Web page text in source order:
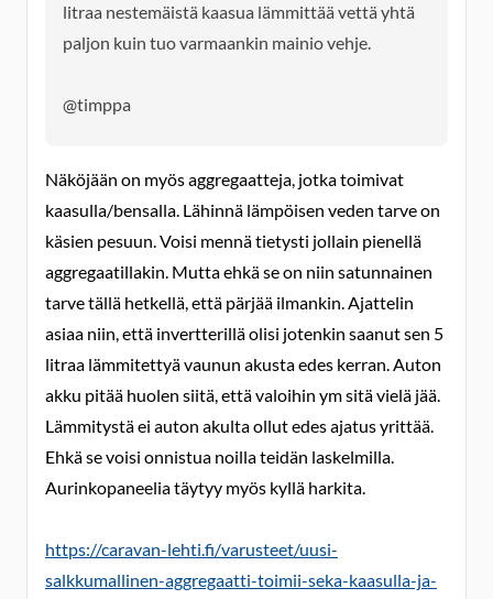
litraa nestemäistä kaasua lämmittää vettä yhtä
paljon kuin tuo varmaankin mainio vehje.
@timppa
Näköjään on myös aggregaatteja, jotka toimivat
kaasulla/bensalla. Lähinnä lämpöisen veden tarve on
käsien pesuun. Voisi mennä tietysti jollain pienellä
aggregaatillakin. Mutta ehkä se on niin satunnainen
tarve tällä hetkellä, että pärjää ilmankin. Ajattelin
asiaa niin, että invertterillä olisi jotenkin saanut sen 5
litraa lämmitettyä vaunun akusta edes kerran. Auton
akku pitää huolen siitä, että valoihin ym sitä vielä jää.
Lämmitystä ei auton akulta ollut edes ajatus yrittää.
Ehkä se voisi onnistua noilla teidän laskelmilla.
Aurinkopaneelia täytyy myös kyllä harkita.
https://caravan-lehti.fi/varusteet/uusi-
salkkumallinen-aggregaatti-toimii-seka-kaasulla-ja-